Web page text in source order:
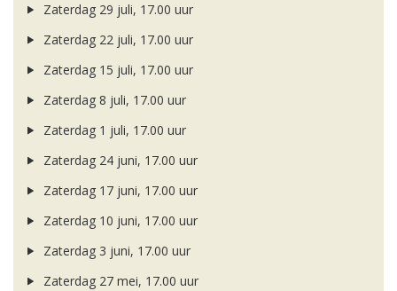
Zaterdag 29 juli, 17.00 uur
Zaterdag 22 juli, 17.00 uur
Zaterdag 15 juli, 17.00 uur
Zaterdag 8 juli, 17.00 uur
Zaterdag 1 juli, 17.00 uur
Zaterdag 24 juni, 17.00 uur
Zaterdag 17 juni, 17.00 uur
Zaterdag 10 juni, 17.00 uur
Zaterdag 3 juni, 17.00 uur
Zaterdag 27 mei, 17.00 uur